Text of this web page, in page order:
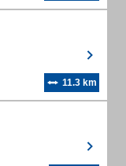
11.3 km